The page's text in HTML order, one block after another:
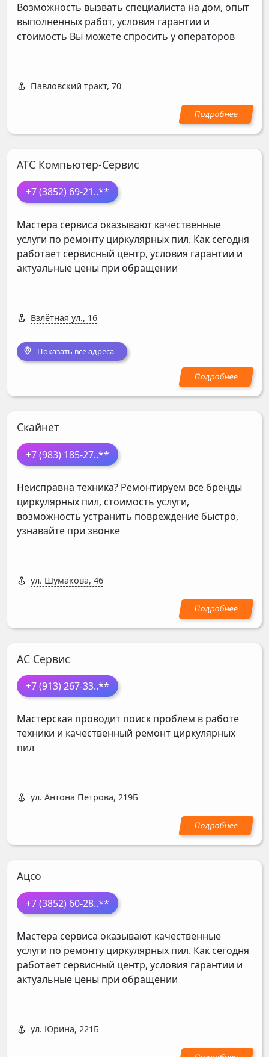
Возможность вызвать специалиста на дом, опыт
выполненных работ, условия гарантии и
стоимость Вы можете спросить у операторов
Павловский тракт, 70
АТС Компьютер-Сервис
+7 (3852) 69-21..**
Мастера сервиса оказывают качественные
услуги по ремонту циркулярных пил. Как сегодня
работает сервисный центр, условия гарантии и
актуальные цены при обращении
Взлётная ул., 16
Показать все адреса
Скайнет
+7 (983) 185-27..**
Неисправна техника? Ремонтируем все бренды
циркулярных пил, стоимость услуги,
возможность устранить повреждение быстро,
узнавайте при звонке
ул. Шумакова, 46
АС Сервис
+7 (913) 267-33..**
Мастерская проводит поиск проблем в работе
техники и качественный ремонт циркулярных
пил
ул. Антона Петрова, 219Б
Ацсо
+7 (3852) 60-28..**
Мастера сервиса оказывают качественные
услуги по ремонту циркулярных пил. Как сегодня
работает сервисный центр, условия гарантии и
актуальные цены при обращении
ул. Юрина, 221Б